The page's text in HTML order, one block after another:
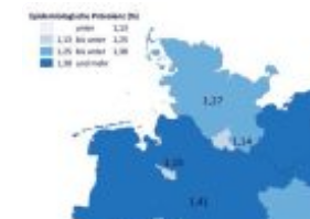
gesamten Einkommen zwischen
unterschiedliche
Deutschland geborene Menschen
verändert hat. Das Ergebnis:
hohen Einkommen (oberstes
Nettoäquivalenzeinkommen) nur
Anstieg des Mietanteils am
hinnehmen mussten, nahm die